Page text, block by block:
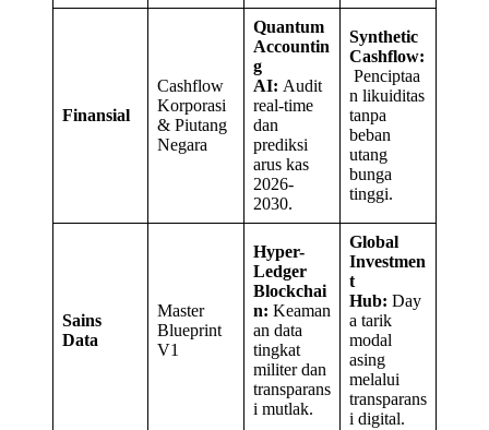
Finansial
Cashflow
Korporasi
& Piutang
Negara
Quantum
Accountin
g
AI: Audit
real-time
dan
prediksi
arus kas
2026-
2030.
Synthetic
Cashflow:
Penciptaa
n likuiditas
tanpa
beban
utang
bunga
tinggi.
Sains
Data
Master
Blueprint
V1
Hyper-
Ledger
Blockchai
n: Keaman
an data
tingkat
militer dan
transparans
i mutlak.
Global
Investmen
t
Hub: Day
a tarik
modal
asing
melalui
transparans
i digital.